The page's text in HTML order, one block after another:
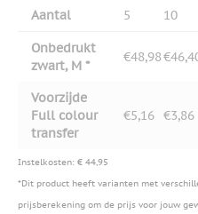
Aantal 5 10
Onbedrukt
zwart, M *
€48,98
Voorzijde
Full colour
transfer
€5,16 €3,86
Instelkosten: € 44,95
*Dit product heeft varianten met
prijsberekening om de prijs voor jouw